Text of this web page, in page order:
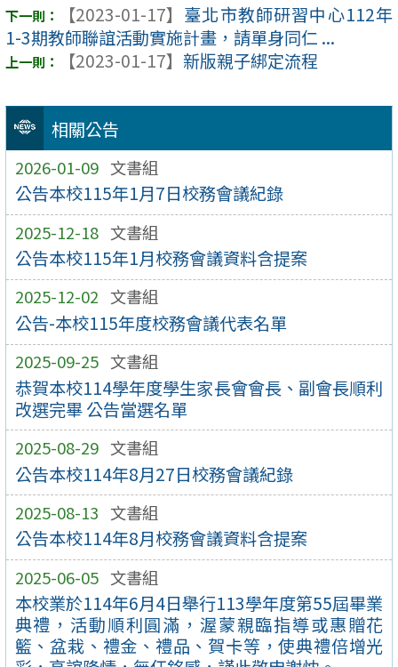
相關公告
2026-01-09 文書組
公告本校115年1月7日校務會議紀錄
2025-12-18 文書組
公告本校115年1月校務會議資料含提案
2025-12-02 文書組
公告-本校115年度校務會議代表名單
2025-09-25 文書組
恭賀本校114學年度學生家長會會長、副會長順利
改選完畢 公告當選名單
2025-08-29 文書組
公告本校114年8月27日校務會議紀錄
2025-08-13 文書組
公告本校114年8月校務會議資料含提案
2025-06-05 文書組
本校業於114年6月4日舉行113學年度第55屆畢業
典禮，活動順利圓滿，渥蒙親臨指導或惠贈花
籃、盆栽、禮金、禮品、賀卡等，使典禮倍增光
【2023-01-17】 臺北市教師研習中心112年
1-3期教師聯誼活動實施計畫，請單身同仁 ...
【2023-01-17】 新版親子綁定流程